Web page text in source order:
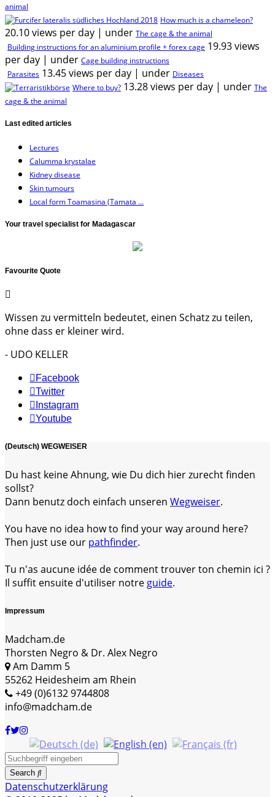
animal
How much is a chameleon?
20.10 views per day | under The cage & the animal
Building instructions for an aluminium profile + forex cage 19.93 views
per day | under Cage building instructions
Parasites 13.45 views per day | under Diseases
Where to buy? 13.28 views per day | under The
cage & the animal
Last edited articles
Lectures
Calumma krystalae
Kidney disease
Skin tumours
Local form Toamasina (Tamata ...
Your travel specialist for Madagascar
Favourite Quote
Wissen zu vermitteln bedeutet, einen Schatz zu teilen,
ohne dass er kleiner wird.
- UDO KELLER
Facebook
Twitter
Instagram
Youtube
(Deutsch) WEGWEISER
Du hast keine Ahnung, wie Du dich hier zurecht finden
sollst?
Dann benutz doch einfach unseren Wegweiser.
You have no idea how to find your way around here?
Then just use our pathfinder.
Tu n'as aucune idée de comment trouver ton chemin ici ?
Il suffit ensuite d'utiliser notre guide.
Impressum
Madcham.de
Thorsten Negro & Dr. Alex Negro
Am Damm 5
55262 Heidesheim am Rhein
+49 (0)6132 9744808
info@madcham.de
Search
Datenschutzerklärung